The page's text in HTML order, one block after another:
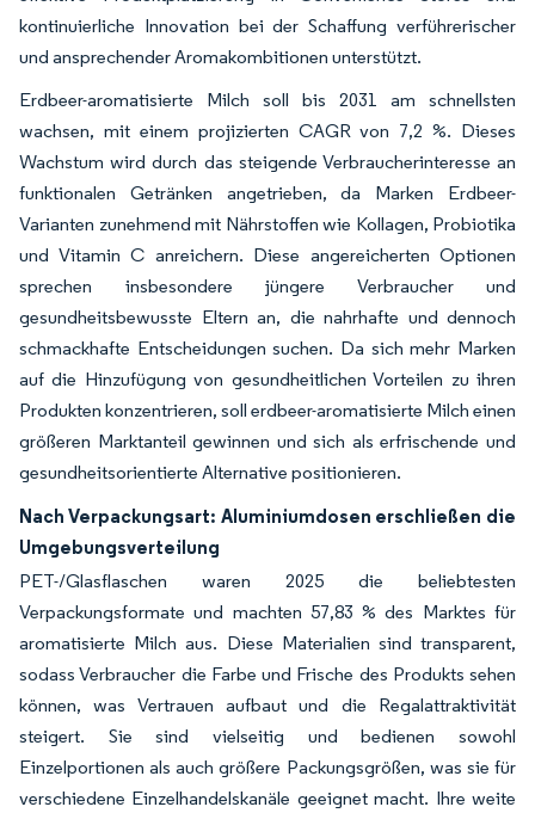
kontinuierliche Innovation bei der Schaffung verführerischer
und ansprechender Aromakombitionen unterstützt.
Erdbeer-aromatisierte Milch soll bis 2031 am schnellsten
wachsen, mit einem projizierten CAGR von 7,2 %. Dieses
Wachstum wird durch das steigende Verbraucherinteresse an
funktionalen Getränken angetrieben, da Marken Erdbeer-
Varianten zunehmend mit Nährstoffen wie Kollagen, Probiotika
und Vitamin C anreichern. Diese angereicherten Optionen
sprechen insbesondere jüngere Verbraucher und
gesundheitsbewusste Eltern an, die nahrhafte und dennoch
schmackhafte Entscheidungen suchen. Da sich mehr Marken
auf die Hinzufügung von gesundheitlichen Vorteilen zu ihren
Produkten konzentrieren, soll erdbeer-aromatisierte Milch einen
größeren Marktanteil gewinnen und sich als erfrischende und
gesundheitsorientierte Alternative positionieren.
Nach Verpackungsart: Aluminiumdosen erschließen die
Umgebungsverteilung
PET-/Glasflaschen waren 2025 die beliebtesten
Verpackungsformate und machten 57,83 % des Marktes für
aromatisierte Milch aus. Diese Materialien sind transparent,
sodass Verbraucher die Farbe und Frische des Produkts sehen
können, was Vertrauen aufbaut und die Regalattraktivität
steigert. Sie sind vielseitig und bedienen sowohl
Einzelportionen als auch größere Packungsgrößen, was sie für
verschiedene Einzelhandelskanäle geeignet macht. Ihre weite